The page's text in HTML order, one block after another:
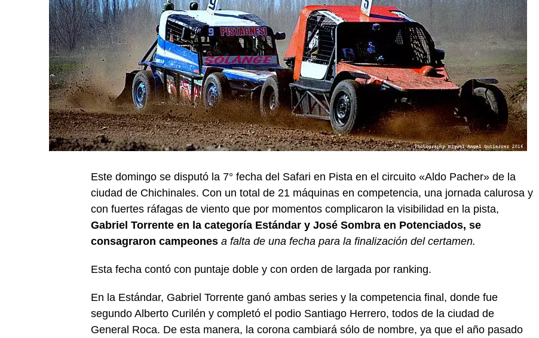
Este domingo se disputó la 7° fecha del Safari en Pista en el circuito «Aldo Pacher» de la
ciudad de Chichinales. Con un total de 21 máquinas en competencia, una jornada calurosa y
con fuertes ráfagas de viento que por momentos complicaron la visibilidad en la pista,
Gabriel Torrente en la categoría Estándar y José Sombra en Potenciados, se
consagraron campeones a falta de una fecha para la finalización del certamen.
Esta fecha contó con puntaje doble y con orden de largada por ranking.
En la Estándar, Gabriel Torrente ganó ambas series y la competencia final, donde fue
segundo Alberto Curilén y completó el podio Santiago Herrero, todos de la ciudad de
General Roca. De esta manera, la corona cambiará sólo de nombre, ya que el año pasado